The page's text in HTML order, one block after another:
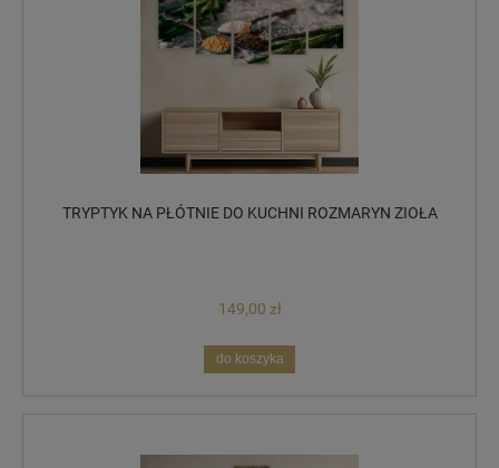
TRYPTYK NA PŁÓTNIE DO KUCHNI ROZMARYN ZIOŁA
149,00 zł
do koszyka